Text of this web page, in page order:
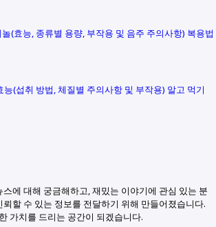
(효능, 종류별 용량, 부작용 및 음주 주의사항) 복용법
능(섭취 방법, 체질별 주의사항 및 부작용) 알고 먹기
에 대해 궁금해하고, 재밌는 이야기에 관심 있는 분
할 수 있는 정보를 전달하기 위해 만들어졌습니다.
가치를 드리는 공간이 되겠습니다.